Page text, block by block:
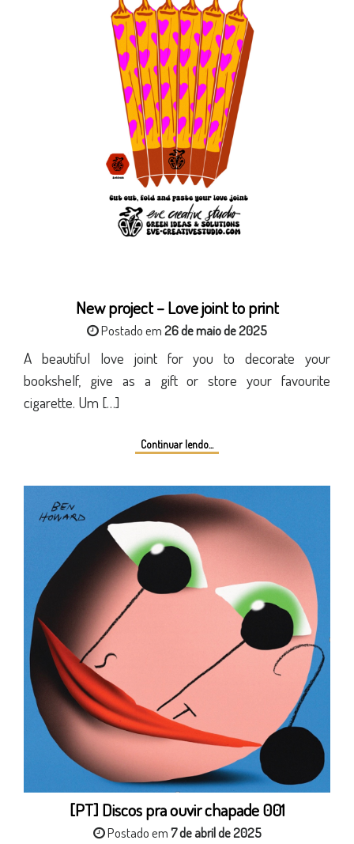
New project – Love joint to print
Postado em26 de maio de 2025
A beautiful love joint for you to decorate your
bookshelf, give as a gift or store your favourite
cigarette. Um […]
Continuar lendo...
[PT] Discos pra ouvir chapade 001
Postado em7 de abril de 2025